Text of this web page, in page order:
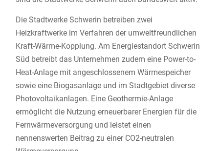
Die Stadtwerke Schwerin betreiben zwei
Heizkraftwerke im Verfahren der umweltfreundlichen
Kraft-Wärme-Kopplung. Am Energiestandort Schwerin
Süd betreibt das Unternehmen zudem eine Power-to-
Heat-Anlage mit angeschlossenem Wärmespeicher
sowie eine Biogasanlage und im Stadtgebiet diverse
Photovoltaikanlagen. Eine Geothermie-Anlage
ermöglicht die Nutzung erneuerbarer Energien für die
Fernwärmeversorgung und leistet einen
nennenswerten Beitrag zu einer CO2-neutralen